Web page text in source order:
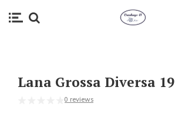
Lana Grossa Diversa 19
0 reviews